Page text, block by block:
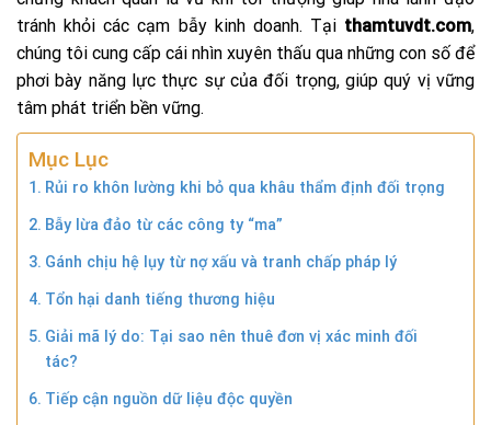
tránh khỏi các cạm bẫy kinh doanh. Tại thamtuvdt.com,
chúng tôi cung cấp cái nhìn xuyên thấu qua những con số để
phơi bày năng lực thực sự của đối trọng, giúp quý vị vững
tâm phát triển bền vững.
Mục Lục
Rủi ro khôn lường khi bỏ qua khâu thẩm định đối trọng
Bẫy lừa đảo từ các công ty “ma”
Gánh chịu hệ lụy từ nợ xấu và tranh chấp pháp lý
Tổn hại danh tiếng thương hiệu
Giải mã lý do: Tại sao nên thuê đơn vị xác minh đối
tác?
Tiếp cận nguồn dữ liệu độc quyền